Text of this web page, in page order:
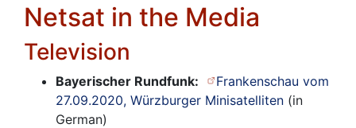
Netsat in the Media
Television
Bayerischer Rundfunk:
Frankenschau vom
27.09.2020, Würzburger Minisatelliten (in
German)